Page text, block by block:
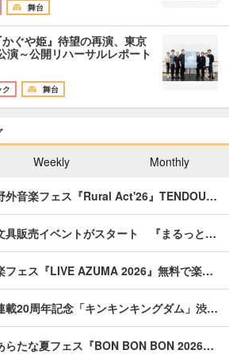
舞台
ぐや姫』待望の再演、東京
演～公開リハーサルレポート
ク 舞台
Weekly Monthly
外音楽フェス『Rural Act'26』TENDOU…
具販売イベントがスタート 『まるっと…
フェス『LIVE AZUMA 2026』無料で楽…
載20周年記念「キンキンキングダム」渋…
らたな夏フェス『BON BON BON 2026…